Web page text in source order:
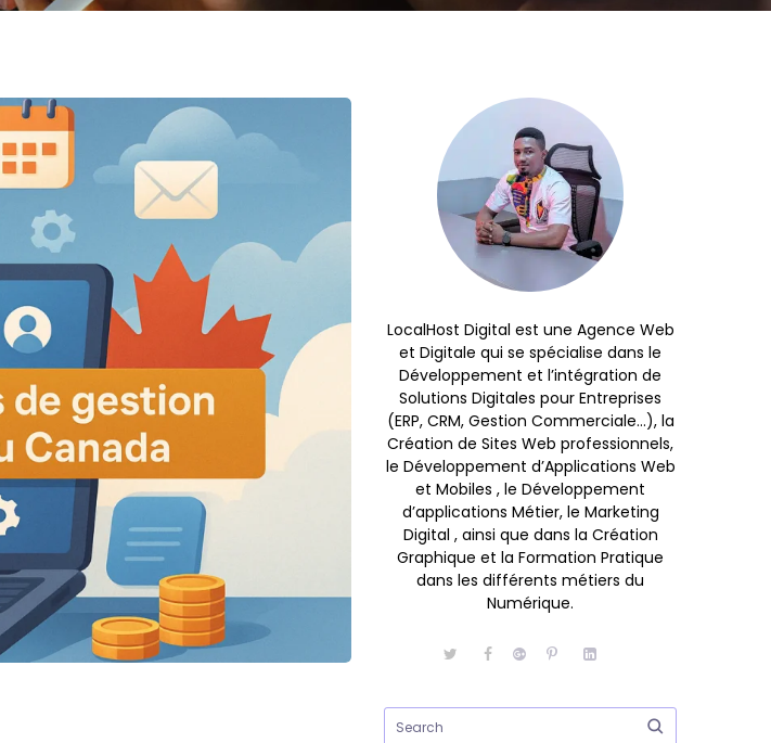
LocalHost Digital est une Agence Web
et Digitale qui se spécialise dans le
Développement et l’intégration de
Solutions Digitales pour Entreprises
(ERP, CRM, Gestion Commerciale…), la
Création de Sites Web professionnels,
le Développement d’Applications Web
et Mobiles , le Développement
d’applications Métier, le Marketing
Digital , ainsi que dans la Création
Graphique et la Formation Pratique
dans les différents métiers du
Numérique.